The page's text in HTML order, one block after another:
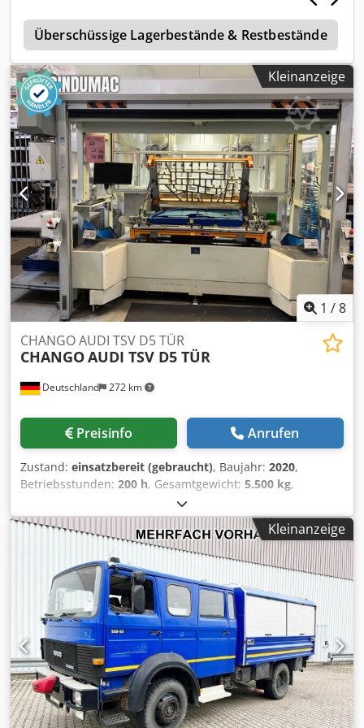
× 2.550 mm Verfügbarkeit: kurzfristig Dodpfx Adoznk Dgs
Nsck Standort: 63934 Röllbach
Überschüssige Lagerbestände & Restbestände
Kleinanzeige
1 /8
Deutschland 272 km
CHANGO AUDI TSV D5 TÜR
CHANGOAUDI TSV D5 TÜR
Preisinfo Anrufen
Zustand: einsatzbereit (gebraucht), Baujahr: 2020,
Betriebsstunden: 200 h, Gesamtgewicht: 5.500 kg,
, Reichweite der Arme:
Steuerungshersteller:SIEMENS, Steuerungsmodell:S7-300
/ S7-1500 PLC, Gesamtbreite:2.900 mm, Gesamthöhe:
, Produktlänge (max.):4.800 mm, Anzahl der
Achsen:6, Dieses Ultraschallschweißsystem wurde im Jahr
2020 hergestellt. Es verfügt über eine Siemens-Steuerung
und umfasst zwei ABB IRB 2600-Roboter mit einer
Tragkraft von jeweils 20 kg. Die Maschine hat eine
Zykluszeit von 262 Sekunden. Wenn Sie auf der Suche
nach hochwertigen Ultraschallschweißlösungen sind,
sollten Sie den von uns zum Verkauf angebotenen AUDI
TSV D5 TÜR-Roboterarm in Betracht ziehen. Kontaktieren
Sie uns für weitere Informationen. CHANGO-Maschine •
Ultraschallschweißsystem • Marke der Steuerung: Siemens
Kleinanzeige